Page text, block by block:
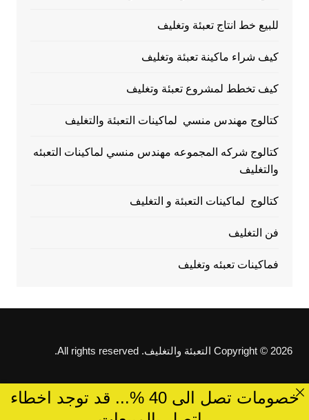
للبيع خط انتاج تعبئة وتغليف
كيف شراء ماكينة تعبئة وتغليف
كيف تخطط لمشروع تعبئة وتغليف
كتالوج مهندس منسي لماكينات التعبئة والتغليف
كتالوج شركه المجموعه مهندس منسي لماكينات التعبئه
والتغليف
كتالوج لماكينات التعبئة و التغليف
فن التغليف
فماكينات تعبئه وتغليف
Copyright © 2026 التعبئة والتغليف. All rights reserved.
خصومات تصل الى 40 %... قد توجد اخطاء